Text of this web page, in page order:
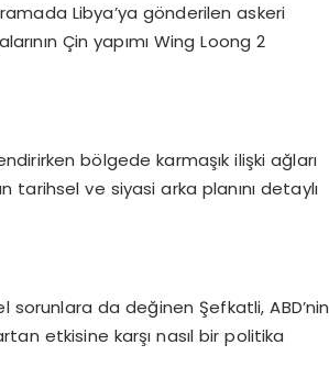
Libya’ya gönderilen askeri
Çin yapımı Wing Loong 2
bölgede karmaşık ilişki ağları
tarihsel ve siyasi arka planını detaylı
sorunlara da değinen Şefkatli, ABD’nin
etkisine karşı nasıl bir politika